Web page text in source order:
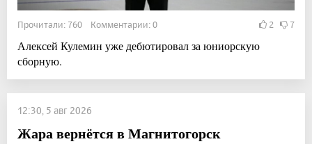
Прочитали: 760 Комментарии: 0 2 7
Алексей Кулемин уже дебютировал за юниорскую
сборную.
12:30, 5 авг 2026
Жара вернётся в Магнитогорск